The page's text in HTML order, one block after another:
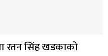
रतन सिंह खडकाको